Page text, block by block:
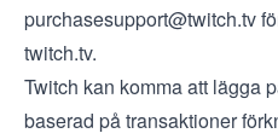
purchasesupport@twitch.tv
twitch.tv.
Twitch kan komma att lägga
baserad på transaktioner